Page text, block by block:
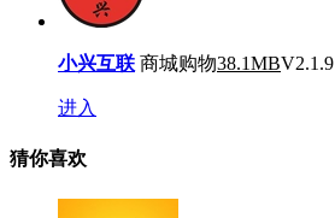
小兴互联 商城购物38.1MBV2.1.9
进入
猜你喜欢